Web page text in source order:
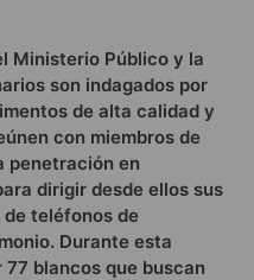
Ministerio Público y la
son indagados por
de alta calidad y
con miembros de
penetración en
dirigir desde ellos sus
teléfonos de
Durante esta
blancos que buscan